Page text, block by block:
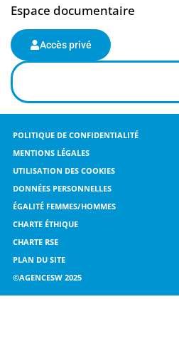
Espace documentaire
Accès privé
POLITIQUE DE CONFIDENTIALITÉ
MENTIONS LÉGALES
UTILISATION DES COOKIES
DONNÉES PERSONNELLES
ÉGALITÉ FEMMES/HOMMES
CHARTE ÉTHIQUE
CHARTE RSE
PLAN DU SITE
©AGENCESW 2025